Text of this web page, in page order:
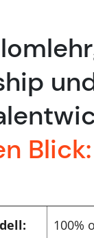
Blick:
100%